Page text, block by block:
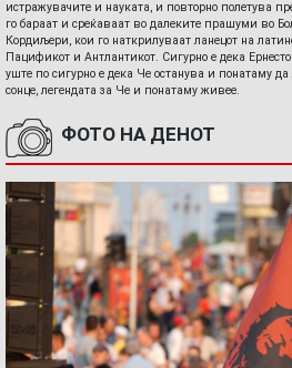
истражувачите и науката, и повторно полетува
го бараат и среќаваат во далеките прашуми во
Кордиљери, кои го наткрилуваат ланецот на
Пацификот и Антлантикот. Сигурно е дека
уште по сигурно е дека Че останува и понатаму
сонце, легендата за Че и понатаму живее.
ФОТО НА ДЕНОТ